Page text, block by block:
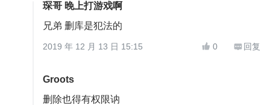
琛哥 晚上打游戏啊
兄弟 删库是犯法的
2019 年 12 月 13 日 15:15  0  回复
Groots
删除也得有权限讷